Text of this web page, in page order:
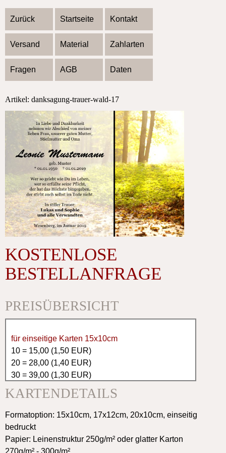
Zurück Startseite Kontakt
Versand Material Zahlarten
Fragen AGB Daten
Artikel: danksagung-trauer-wald-17
KOSTENLOSE
BESTELLANFRAGE
PREISÜBERSICHT
für einseitige Karten 15x10cm
10 = 15,00 (1,50 EUR)
20 = 28,00 (1,40 EUR)
30 = 39,00 (1,30 EUR)
40 = 48,00 (1,20 EUR)
50 = 50,00 (1,00 EUR)
60 = 60,00 (1,00 EUR)
70 = 70,00 (1,00 EUR)
80 = 76,00 (0,95 EUR)
90 = 81,00 (0,90 EUR)
KARTENDETAILS
Formatoption: 15x10cm, 17x12cm, 20x10cm, einseitig
bedruckt
Papier: Leinenstruktur 250g/m² oder glatter Karton
270g/m² - 300g/m²